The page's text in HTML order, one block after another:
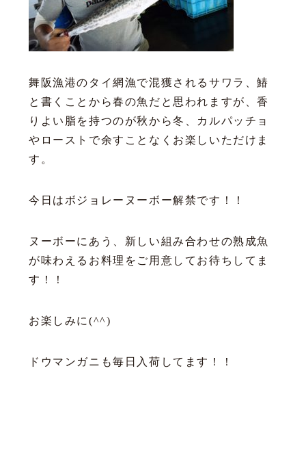
舞阪漁港のタイ網漁で混獲されるサワラ、鰆
と書くことから春の魚だと思われますが、香
りよい脂を持つのが秋から冬、カルパッチョ
やローストで余すことなくお楽しいただけま
す。
今日はボジョレーヌーボー解禁です！！
ヌーボーにあう、新しい組み合わせの熟成魚
が味わえるお料理をご用意してお待ちしてま
す！！
お楽しみに(^^)
ドウマンガニも毎日入荷してます！！